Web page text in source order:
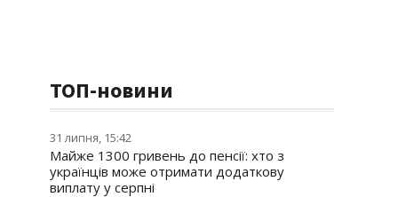
ТОП-новини
31 липня, 15:42
Майже 1300 гривень до пенсії: хто з
українців може отримати додаткову
виплату у серпні